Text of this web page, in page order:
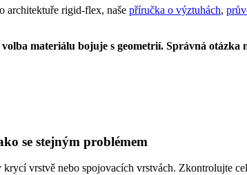
architektuře rigid-flex, naše příručka o výztuhách,
materiálu bojuje s geometrií. Správná otázka
se stejným problémem
vrstvě nebo spojovacích vrstvách. Zkontrolujte